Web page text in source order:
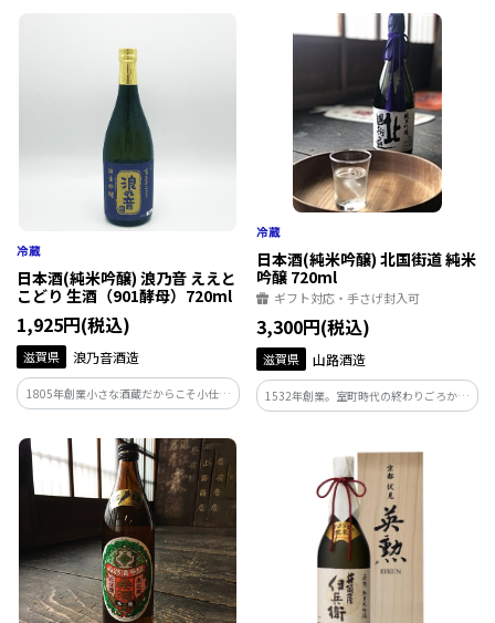
ます。
日本酒(純米吟醸) 浪乃音 ええと
こどり 生酒（901酵母）720ml
1,925円(税込)
滋賀県 浪乃音酒造
1805年創業小さな酒蔵だからこそ小仕込
みに徹し、丁寧に心を込めて醸しており
日本酒(純米吟醸) 北国街道 純米
吟醸 720ml
ギフト対応・手さげ封入可
3,300円(税込)
滋賀県 山路酒造
1532年創業。室町時代の終わりごろから
彦根の鳥居本から金沢に抜ける北国街道
『北国街道』と桑の葉のリキュール『桑
酒』を造っております。